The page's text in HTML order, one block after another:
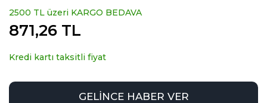
2500 TL üzeri KARGO BEDAVA
871,26 TL
Kredi kartı taksitli fiyat
GELİNCE HABER VER